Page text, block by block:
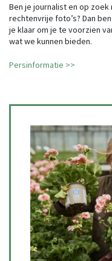
Ben je journalist en op
rechtenvrije foto’s? Dan
je klaar om je te voorzien
wat we kunnen bieden.
Persinformatie >>